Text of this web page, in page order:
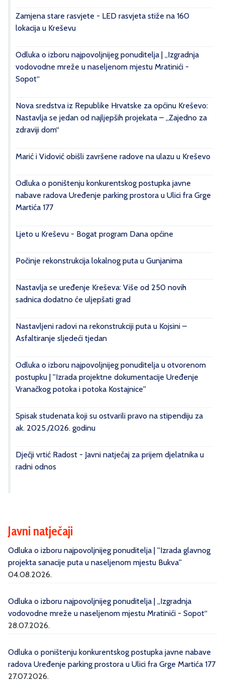
Zamjena stare rasvjete - LED rasvjeta stiže na 160
lokacija u Kreševu
Odluka o izboru najpovoljnijeg ponuditelja | „Izgradnja
vodovodne mreže u naseljenom mjestu Mratinići -
Sopot“
Nova sredstva iz Republike Hrvatske za općinu Kreševo:
Nastavlja se jedan od najljepših projekata – „Zajedno za
zdraviji dom“
Marić i Vidović obišli završene radove na ulazu u Kreševo
Odluka o poništenju konkurentskog postupka javne
nabave radova Uređenje parking prostora u Ulici fra Grge
Martića 177
Ljeto u Kreševu - Bogat program Dana općine
Počinje rekonstrukcija lokalnog puta u Gunjanima
Nastavlja se uređenje Kreševa: Više od 250 novih
sadnica dodatno će uljepšati grad
Nastavljeni radovi na rekonstrukciji puta u Kojsini –
Asfaltiranje sljedeći tjedan
Odluka o izboru najpovoljnijeg ponuditelja u otvorenom
postupku | ''Izrada projektne dokumentacije Uređenje
Vranačkog potoka i potoka Kostajnice''
Spisak studenata koji su ostvarili pravo na stipendiju za
ak. 2025./2026. godinu
Dječji vrtić Radost - Javni natječaj za prijem djelatnika u
radni odnos
Javni natječaji
Odluka o izboru najpovoljnijeg ponuditelja | ''Izrada glavnog
projekta sanacije puta u naseljenom mjestu Bukva''
04.08.2026.
Odluka o izboru najpovoljnijeg ponuditelja | „Izgradnja
vodovodne mreže u naseljenom mjestu Mratinići - Sopot“
28.07.2026.
Odluka o poništenju konkurentskog postupka javne nabave
radova Uređenje parking prostora u Ulici fra Grge Martića 177
27.07.2026.